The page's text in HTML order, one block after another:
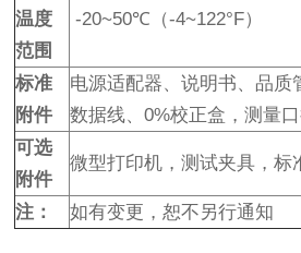
温度
范围
-20~50℃（-4~122°F）
标准
附件
电源适配器、说明书、品质
数据线、0%校正盒，测量
可选
附件
微型打印机，测试夹具，标
注： 如有变更，恕不另行通知